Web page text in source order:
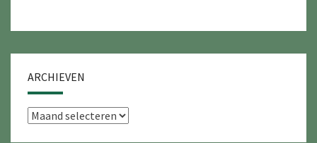
ARCHIEVEN
Archieven